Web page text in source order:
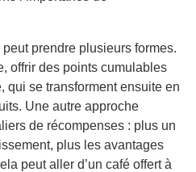
prendre plusieurs formes.
offrir des points cumulables
qui se transforment ensuite en
Une autre approche
de récompenses : plus un
plus les avantages
peut aller d’un café offert à